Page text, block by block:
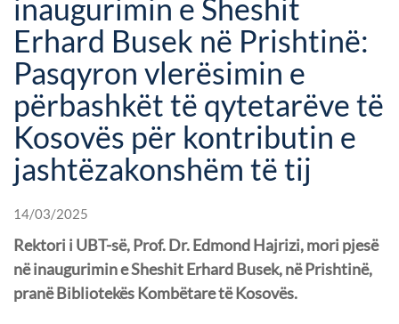
inaugurimin e Sheshit
Erhard Busek në Prishtinë:
Pasqyron vlerësimin e
përbashkët të qytetarëve të
Kosovës për kontributin e
jashtëzakonshëm të tij
14/03/2025
Rektori i UBT-së, Prof. Dr. Edmond Hajrizi, mori pjesë
në inaugurimin e Sheshit Erhard Busek, në Prishtinë,
pranë Bibliotekës Kombëtare të Kosovës.